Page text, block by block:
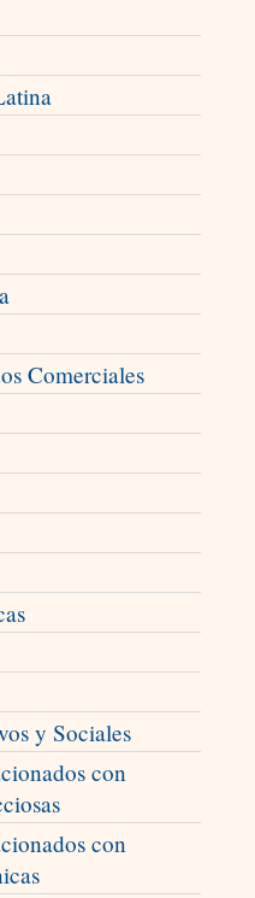
Comerciales
y Sociales
con
con